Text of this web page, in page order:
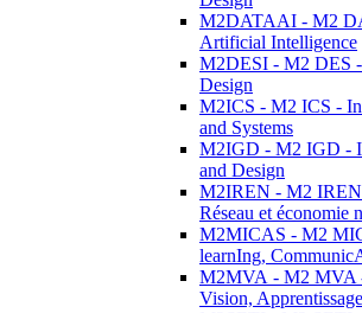
M2DATAAI - M2
Artificial Intelligence
M2DESI - M2 DES -
Design
M2ICS - M2 ICS -
and Systems
M2IGD - M2 IGD -
and Design
M2IREN - M2 IREN
Réseau et économie
M2MICAS - M2
learnIng,
M2MVA - M2 MVA
Vision, Apprentissage